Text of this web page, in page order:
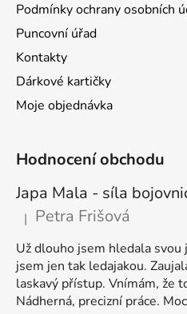
Podmínky ochrany osobních
Puncovní úřad
Kontakty
Dárkové kartičky
Moje objednávka
Hodnocení obchodu
Japa Mala - síla
Hodnocení produktu je 5 z 5
| Petra Frišová
Už dlouho jsem hledala
jsem jen tak ledajakou.
laskavý přístup. Vnímám, že
Nádherná, precizní práce.